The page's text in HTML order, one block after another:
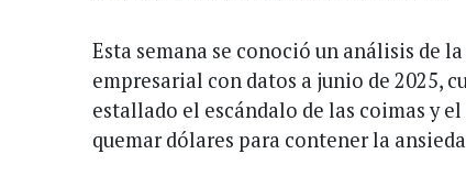
Esta semana se conoció un análisis de
empresarial con datos a junio de 2025,
estallado el escándalo de las coimas y
quemar dólares para contener la